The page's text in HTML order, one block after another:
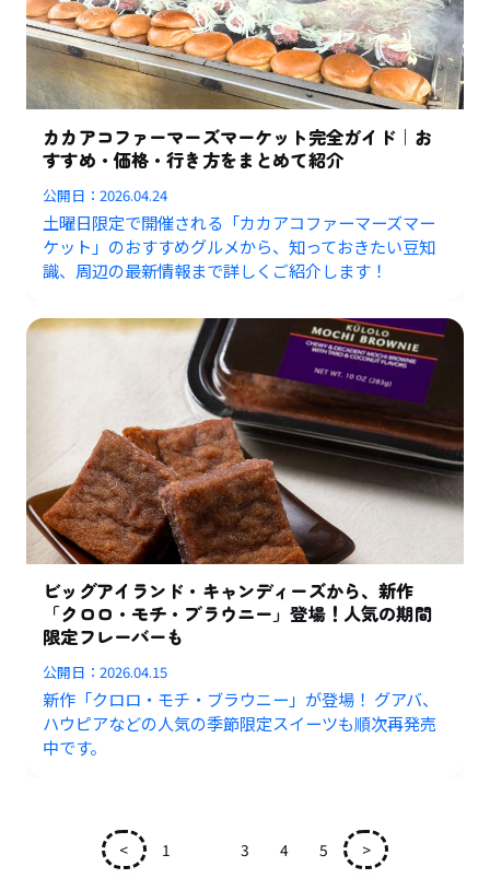
カカアコファーマーズマーケット完全ガイド｜お
すすめ・価格・行き方をまとめて紹介
公開日：2026.04.24
土曜日限定で開催される「カカアコファーマーズマー
ケット」のおすすめグルメから、知っておきたい豆知
識、周辺の最新情報まで詳しくご紹介します！
ビッグアイランド・キャンディーズから、新作
「クロロ・モチ・ブラウニー」登場！人気の期間
限定フレーバーも
公開日：2026.04.15
新作「クロロ・モチ・ブラウニー」が登場！ グアバ、
ハウピアなどの人気の季節限定スイーツも順次再発売
中です。
< 1 3 4 5 >